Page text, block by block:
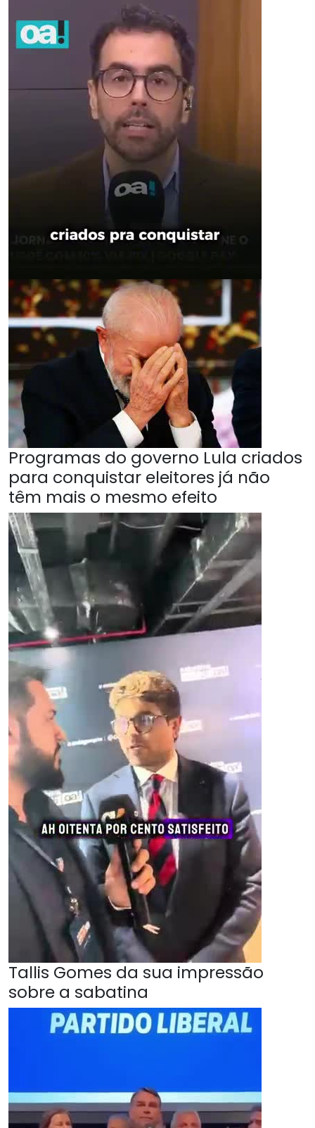
Programas do governo Lula criados
para conquistar eleitores já não
têm mais o mesmo efeito
Tallis Gomes da sua impressão
sobre a sabatina